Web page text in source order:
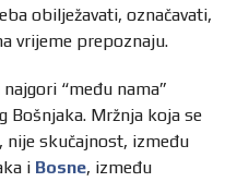
obilježavati, označavati,
vrijeme prepoznaju.
“među nama”
Bošnjaka. Mržnja koja se
nije skučajnost, između
i Bosne, između